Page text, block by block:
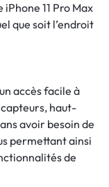
11 Pro Max
que soit l’endroit
accès facile à
haut-
avoir besoin de
permettant ainsi
de